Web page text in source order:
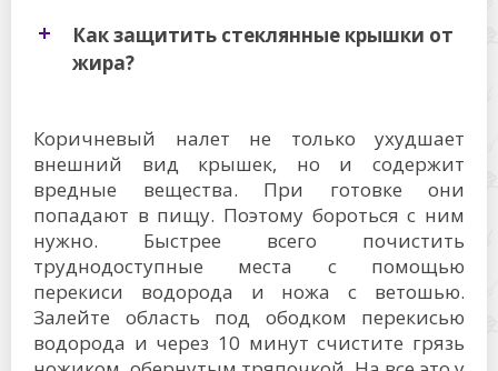
Как защитить стеклянные крышки от
жира?
Коричневый налет не только ухудшает
внешний вид крышек, но и содержит
вредные вещества. При готовке они
попадают в пищу. Поэтому бороться с ним
нужно. Быстрее всего почистить
труднодоступные места с помощью
перекиси водорода и ножа с ветошью.
Залейте область под ободком перекисью
водорода и через 10 минут счистите грязь